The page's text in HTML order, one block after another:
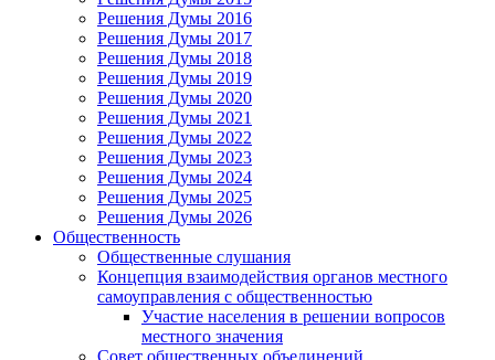
Решения Думы 2016
Решения Думы 2017
Решения Думы 2018
Решения Думы 2019
Решения Думы 2020
Решения Думы 2021
Решения Думы 2022
Решения Думы 2023
Решения Думы 2024
Решения Думы 2025
Решения Думы 2026
Общественность
Общественные слушания
Концепция взаимодействия органов местного
самоуправления с общественностью
Участие населения в решении вопросов
местного значения
Совет общественных объединений